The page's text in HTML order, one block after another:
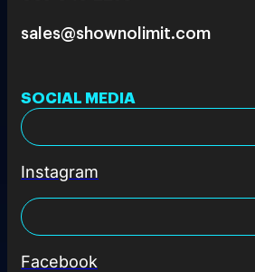
sales@shownolimit.com
SOCIAL MEDIA
Instagram
Facebook